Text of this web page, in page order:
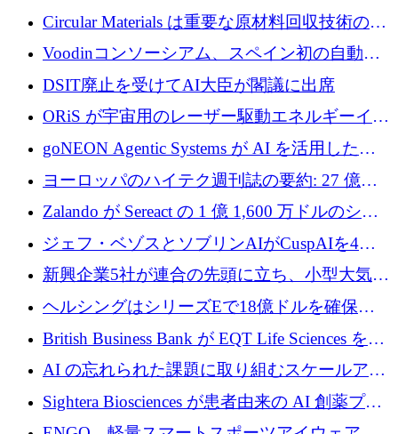
がシリーズ A 1 億 5,200 万ドルで評価額 13 億
5,000 万ドルに到達
Circular Materials は重要な原材料回収技術の拡
張に 1,180 万ユーロを確保
Voodinコンソーシアム、スペイン初の自動木
製ブレード工場の建設にEU補助金4,800万ユ
ーロを確保
DSIT廃止を受けてAI大臣が閣議に出席
ORiS が宇宙用のレーザー駆動エネルギーイン
フラの構築に 500 万ユーロを調達
goNEON Agentic Systems が AI を活用したイ
ンフラ計画を加速するために 16 万ユーロを確
ヨーロッパのハイテク週刊誌の要約: 27 億ユ
ーロを超える 60 以上のハイテク資金調達取引
Zalando が Sereact の 1 億 1,600 万ドルのシリ
ーズ B に参加し、AI を活用した倉庫自動化を
ジェフ・ベゾスとソブリンAIがCuspAIを4億
5,000万ドルの資金調達で支援
新興企業5社が連合の先頭に立ち、小型大気質
センサーをEUのクリーンエア政策の中心に据
ヘルシングはシリーズEで18億ドルを確保、
ウーバーはデリバリー・ヒーローを130億ユー
ロの契約で買収、レボルトは2027年に米国の
銀行を立ち上げる
British Business Bank が EQT Life Sciences を
2,500 万ユーロのコミットメントで支援
AI の忘れられた課題に取り組むスケールアッ
プを実現: カメラロール
Sightera Biosciences が患者由来の AI 創薬プラ
ットフォームを拡大するために 300 万ユーロ